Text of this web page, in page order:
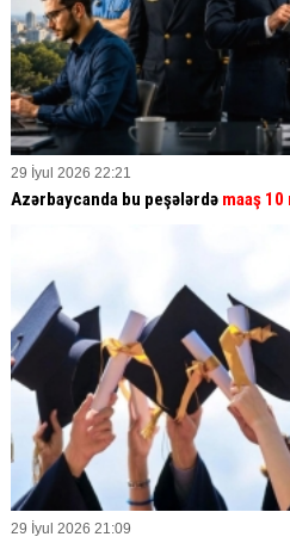
29 İyul 2026 22:21
Azərbaycanda bu peşələrdə maaş 10
29 İyul 2026 21:09